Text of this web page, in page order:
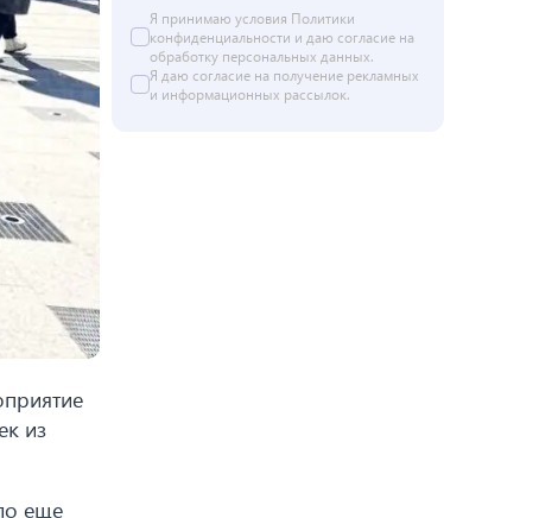
из
еще
Я принимаю условия Политики
конфиденциальности и даю согласие на
обработку персональных данных.
Я даю согласие на получение рекламных
и информационных рассылок.